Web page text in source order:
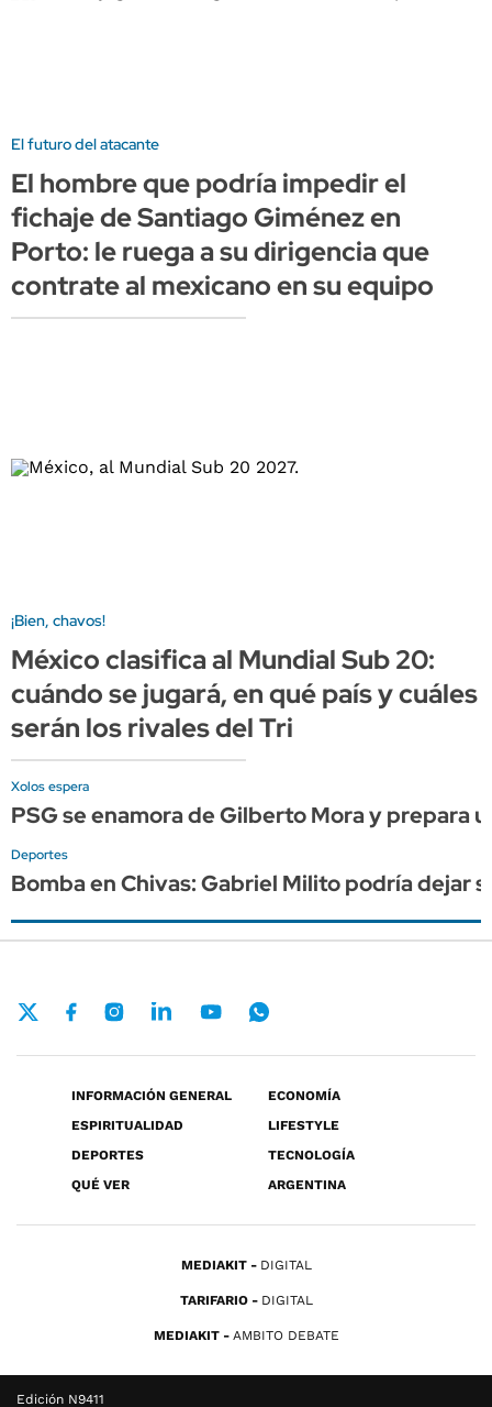
El futuro del atacante
El hombre que podría impedir el
fichaje de Santiago Giménez en
Porto: le ruega a su dirigencia que
contrate al mexicano en su equipo
¡Bien, chavos!
México clasifica al Mundial Sub 20:
cuándo se jugará, en qué país y cuáles
serán los rivales del Tri
Xolos espera
PSG se enamora de Gilberto Mora y prepara
Deportes
Bomba en Chivas: Gabriel Milito podría dejar
INFORMACIÓN GENERAL
ECONOMÍA
ESPIRITUALIDAD
LIFESTYLE
DEPORTES
TECNOLOGÍA
QUÉ VER
ARGENTINA
MEDIAKIT DIGITAL
TARIFARIO DIGITAL
MEDIAKIT AMBITO DEBATE
Edición N9411